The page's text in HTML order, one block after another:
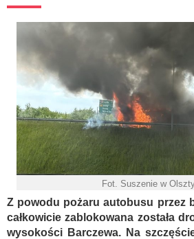
Fot. Suszenie w
Z powodu pożaru autobusu przez
całkowicie zablokowana została
wysokości Barczewa. Na